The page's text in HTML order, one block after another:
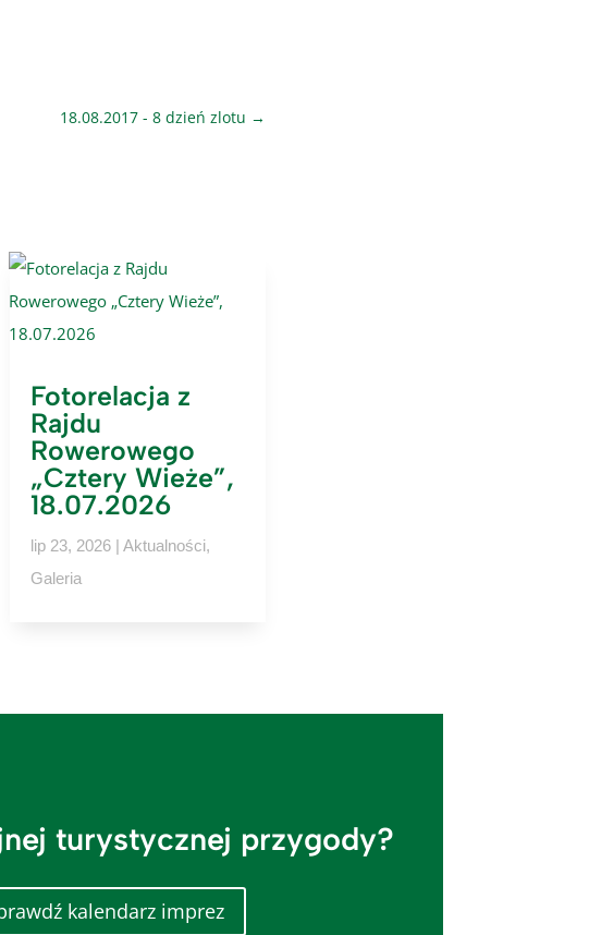
18.08.2017 - 8 dzień zlotu →
Fotorelacja z
Rajdu
Rowerowego
„Cztery Wieże”,
18.07.2026
lip 23, 2026| Aktualności,
Galeria
turystycznej przygody?
kalendarz imprez